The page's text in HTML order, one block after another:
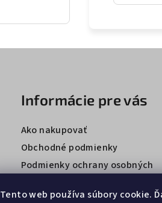
Tento web používa súbory cookie.
Informácie pre vás
Ako nakupovať
Obchodné podmienky
Podmienky ochrany osobných